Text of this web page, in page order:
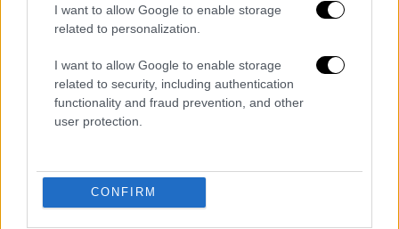
I want to allow Google to enable storage
related to personalization.
I want to allow Google to enable storage
related to security, including authentication
functionality and fraud prevention, and other
user protection.
CONFIRM
έρευνα θα διεξάγεται από ειδικό ανακριτή
του Εφετείου εντός τεσσάρων μηνών, κατά
παρέκκλιση από οποιαδήποτε άλλη γενική ή
ειδική διάταξη.
«Η προτεινόμενη διάταξη είναι
δεδομένου ότι δεν εξαιρεί από την
εφαρμογή του τις υποθέσεις που εμπίπτουν
στην αρμοδιότητά της. Κατά την άποψή μας,